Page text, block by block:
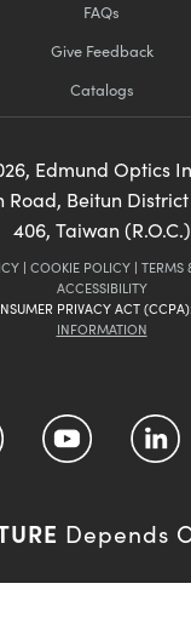
FAQs
Give Feedback
Catalogs
, Edmund Optics
Road, Beitun
406, Taiwan (R.O.C.)
| COOKIE POLICY | TERMS
ACCESSIBILITY
PRIVACY ACT (CCPA):
INFORMATION
Depends